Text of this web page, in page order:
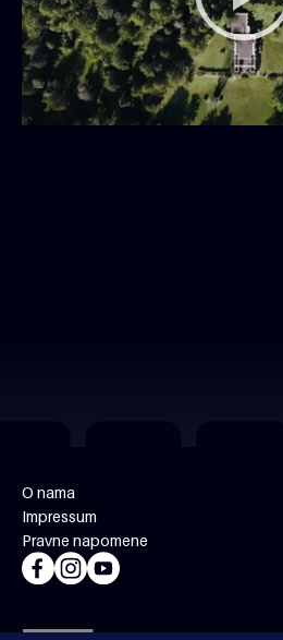
O nama
Impressum
Pravne napomene